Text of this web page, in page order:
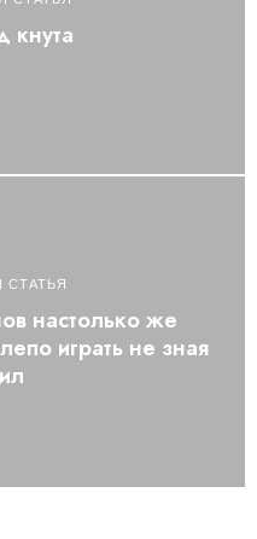
кнута
СТАТЬЯ
настолько же
играть не зная